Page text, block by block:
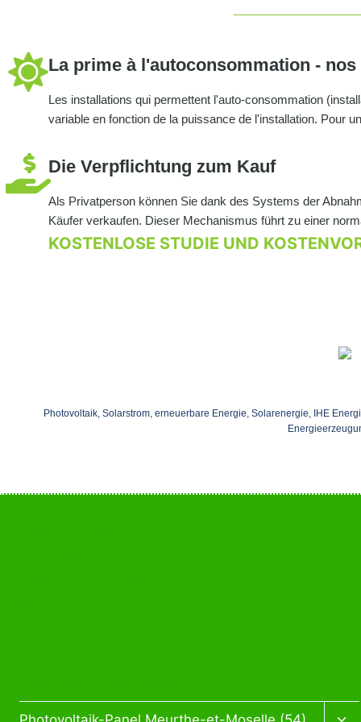
La prime à l'autoconsommation -
Les installations qui permettent l'auto-consommation
variable en fonction de la puissance de l'installation. Pour
Die Verpflichtung zum Kauf
Als Privatperson können Sie dank des Systems der
Käufer verkaufen. Dieser Mechanismus führt zu einer
KOSTENLOSE STUDIE UND
Photovoltaik, Solarstrom, erneuerbare Energie, Solarenergie, IHE